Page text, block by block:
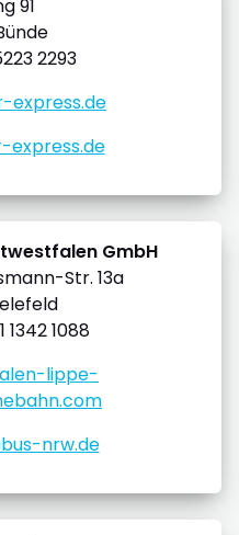
91
2293
express.de
express.de
GmbH
Str. 13a
1342 1088
lippe-
nrw.de